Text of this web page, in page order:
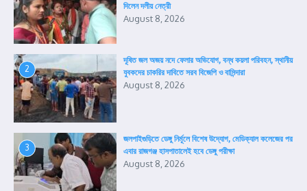
দিলেন দলীয় নেত্রী
August 8, 2026
2
দূষিত জল অজয় নদে ফেলার অভিযোগ, বন্ধ কয়লা পরিবহন, স্থানীয়
যুবকদের চাকরির দাবিতে সরব বিজেপি ও বাসিন্দারা
August 8, 2026
3
জলপাইগুড়িতে ডেঙ্গু নির্মূলে বিশেষ উদ্যোগ, মেডিক্যাল কলেজের পর
এবার রাজগঞ্জ হাসপাতালেই হবে ডেঙ্গু পরীক্ষা
August 8, 2026